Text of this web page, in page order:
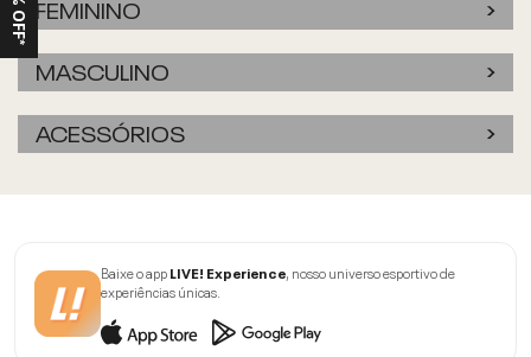
FEMININO
MASCULINO
ACESSÓRIOS
Baixe o appLIVE! Experience, nosso universo esportivo de
experiências únicas.